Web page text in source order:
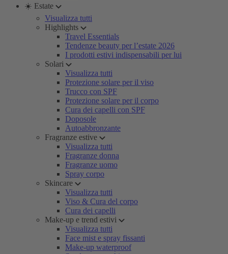
☀️ Estate
Visualizza tutti
Highlights
Travel Essentials
Tendenze beauty per l’estate 2026
I prodotti estivi indispensabili per lui
Solari
Visualizza tutti
Protezione solare per il viso
Trucco con SPF
Protezione solare per il corpo
Cura dei capelli con SPF
Doposole
Autoabbronzante
Fragranze estive
Visualizza tutti
Fragranze donna
Fragranze uomo
Spray corpo
Skincare
Visualizza tutti
Viso & Cura del corpo
Cura dei capelli
Make-up e trend estivi
Visualizza tutti
Face mist e spray fissanti
Make-up waterproof